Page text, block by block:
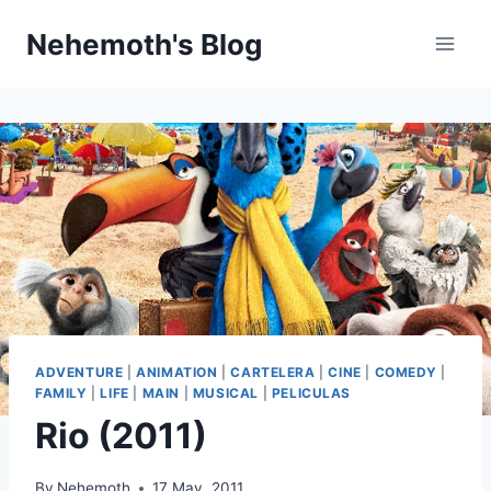
Nehemoth's Blog
ADVENTURE |ANIMATION |CARTELERA |CINE COMEDY
FAMILY |LIFE MAIN MUSICAL PELICULAS
Rio (2011)